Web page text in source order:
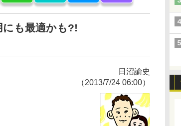
も最適かも?!
日沼諭史
（2013/7/24 06:00）